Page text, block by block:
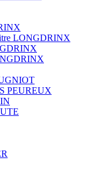
LONGDRINX
PEUREUX